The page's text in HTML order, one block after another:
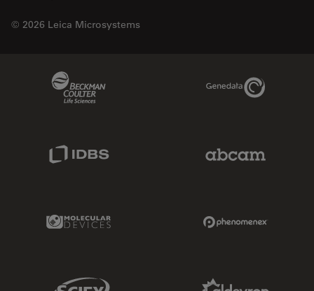
© 2026 Leica Microsystems
Genedata Link
Molecular Devices Link
Sciex Link